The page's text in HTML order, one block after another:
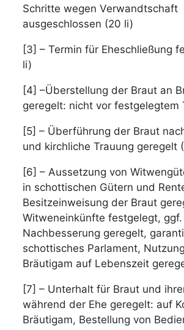
Schritte wegen Verwandtschaft
ausgeschlossen (20 li)
[3] – Termin für Eheschließung
li)
[4] –Überstellung der Braut an
geregelt: nicht vor festgelegtem
[5] – Überführung der Braut
und kirchliche Trauung geregelt
[6] – Aussetzung von
in schottischen Gütern und
Besitzeinweisung der Braut
Witweneinkünfte festgelegt, ggf.
Nachbesserung geregelt,
schottisches Parlament,
Bräutigam auf Lebenszeit
[7] – Unterhalt für Braut und
während der Ehe geregelt: auf
Bräutigam, Bestellung von